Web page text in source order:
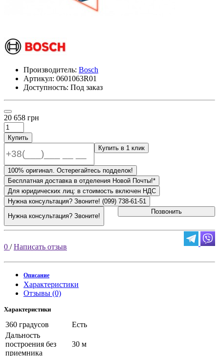
Производитель: Bosch
Артикул: 0601063R01
Доступность: Под заказ
20 658 грн
Купить
Купить в 1 клик
100% оригинал. Остерегайтесь подделок!
Бесплатная доставка в отделения Новой Почты!*
Для юридических лиц: в стоимость включен НДС
Нужна консультация? Звоните! (099) 738-61-51
Нужна консультация? Звоните!
Позвонить
0 /Написать отзыв
Описание
Характеристики
Отзывы (0)
Характеристики
360 градусов
Есть
Дальность
построения без
приемника
30 м